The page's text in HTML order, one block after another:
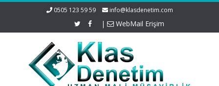
0505 123 59 59 info@klasdenetim.com
| WebMail Erişim